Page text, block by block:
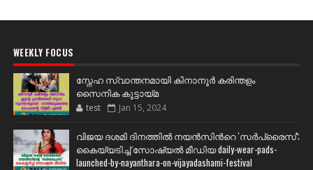
WEEKLY FOCUS
സ്നേഹ സ്വാന്തനമായി കിനാനൂർ കരിന്തളം
സൈനിക കൂട്ടായ്മ
test Jan 15, 2024
വിജയ ദശമി ദിനത്തില്‍ നയന്‍സിന്‍റെ 'സര്‍പ്രൈസ്';
കൈയ്യടിച്ച് സോഷ്യല്‍ മീഡിയ daily-wear-pads-
launched-by-nayanthara-on-vijayadashami-festival